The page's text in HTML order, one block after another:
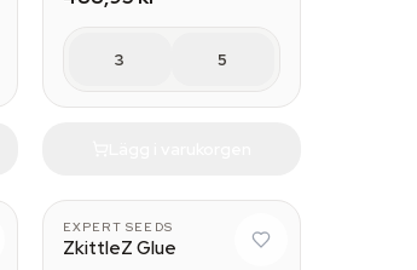
3 5
EXPERT SEEDS
ZkittleZ Glue